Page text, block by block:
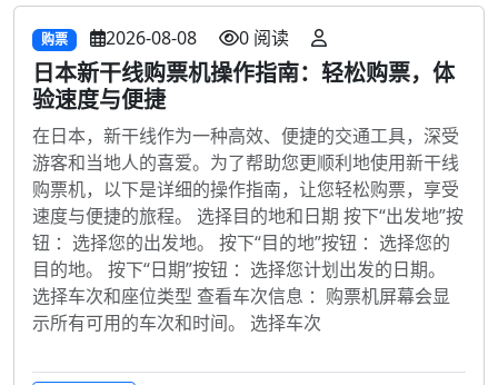
购票 2026-08-08 0 阅读
日本新干线购票机操作指南：轻松购票，体
验速度与便捷
在日本，新干线作为一种高效、便捷的交通工具，深受
游客和当地人的喜爱。为了帮助您更顺利地使用新干线
购票机，以下是详细的操作指南，让您轻松购票，享受
速度与便捷的旅程。 选择目的地和日期 按下“出发地”按
钮 ：选择您的出发地。 按下“目的地”按钮 ：选择您的
目的地。 按下“日期”按钮 ：选择您计划出发的日期。
选择车次和座位类型 查看车次信息 ：购票机屏幕会显
示所有可用的车次和时间。 选择车次